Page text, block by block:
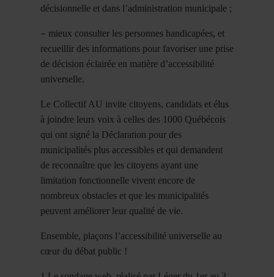
décisionnelle et dans l’administration municipale ;
– mieux consulter les personnes handicapées, et
recueillir des informations pour favoriser une prise
de décision éclairée en matière d’accessibilité
universelle.
Le Collectif AU invite citoyens, candidats et élus
à joindre leurs voix à celles des 1000 Québécois
qui ont signé la Déclaration pour des
municipalités plus accessibles et qui demandent
de reconnaître que les citoyens ayant une
limitation fonctionnelle vivent encore de
nombreux obstacles et que les municipalités
peuvent améliorer leur qualité de vie.
Ensemble, plaçons l’accessibilité universelle au
cœur du débat public !